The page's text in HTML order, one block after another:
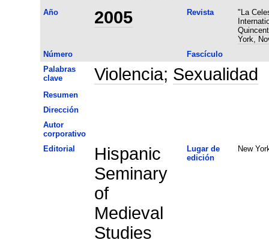
Año 2005 Revista
"La
York,
Número
Fascículo
Palabras
clave
Violencia; Sexualidad
Resumen
Dirección
Autor
corporativo
Editorial
Hispanic
Seminary
of
Medieval
Studies
Lugar de
edición
New